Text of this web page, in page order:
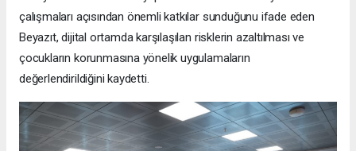
çalışmaları açısından önemli katkılar sunduğunu ifade eden
Beyazıt, dijital ortamda karşılaşılan risklerin azaltılması ve
çocukların korunmasına yönelik uygulamaların
değerlendirildiğini kaydetti.